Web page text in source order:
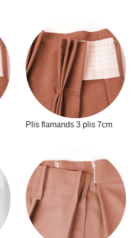
Plis flamands 3 plis 7cm